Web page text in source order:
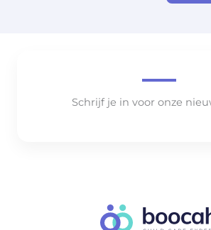
Schrijf je in voor onze